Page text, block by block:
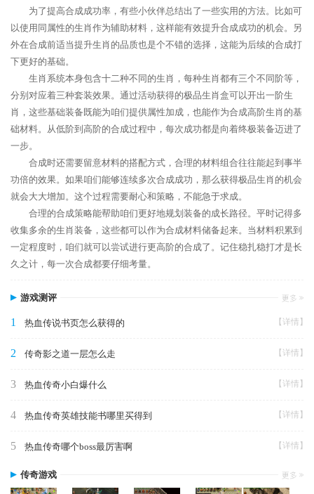
为了提高合成成功率，有些小伙伴总结出了一些实用的方法。比如可
以使用同属性的生肖作为辅助材料，这样能有效提升合成成功的机会。另
外在合成前适当提升生肖的品质也是个不错的选择，这能为后续的合成打
下更好的基础。
生肖系统本身包含十二种不同的生肖，每种生肖都有三个不同阶等，
分别对应着三种套装效果。通过活动获得的极品生肖盒可以开出一阶生
肖，这些基础装备既能为咱们提供属性加成，也能作为合成高阶生肖的基
础材料。从低阶到高阶的合成过程中，每次成功都是向着终极装备迈进了
一步。
合成时还需要留意材料的搭配方式，合理的材料组合往往能起到事半
功倍的效果。如果咱们能够连续多次合成成功，那么获得极品生肖的机会
就会大大增加。这个过程需要耐心和策略，不能急于求成。
合理的合成策略能帮助咱们更好地规划装备的成长路径。平时记得多
收集多余的生肖装备，这些都可以作为合成材料储备起来。当材料积累到
一定程度时，咱们就可以尝试进行更高阶的合成了。记住稳扎稳打才是长
久之计，每一次合成都要仔细考量。
游戏测评
1 热血传说书页怎么获得的 【详情】
2 传奇影之道一层怎么走 【详情】
3 热血传奇小白爆什么 【详情】
4 热血传奇英雄技能书哪里买得到 【详情】
5 热血传奇哪个boss最厉害啊 【详情】
传奇游戏